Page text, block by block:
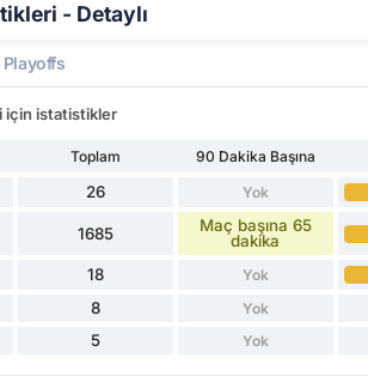
- Detaylı
Playoffs
için istatistikler
Toplam 90 Dakika Başına
26 Yok
1685
Maç başına 65
dakika
18 Yok
8 Yok
5 Yok